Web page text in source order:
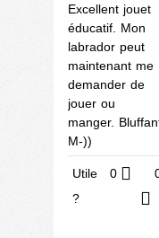
Excellent jouet
éducatif. Mon
labrador peut
maintenant me
demander de
jouer ou
manger.
M-))
Utile
?
0